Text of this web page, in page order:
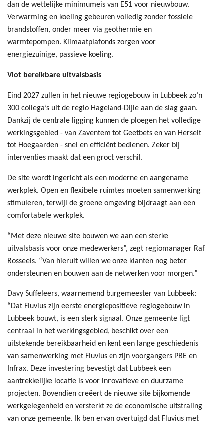
dan de wettelijke minimumeis van E51 voor nieuwbouw.
Verwarming en koeling gebeuren volledig zonder fossiele
brandstoffen, onder meer via geothermie en
warmtepompen. Klimaatplafonds zorgen voor
energiezuinige, passieve koeling.
Vlot bereikbare uitvalsbasis
Eind 2027 zullen in het nieuwe regiogebouw in Lubbeek zo’n
300 collega’s uit de regio Hageland-Dijle aan de slag gaan.
Dankzij de centrale ligging kunnen de ploegen het volledige
werkingsgebied - van Zaventem tot Geetbets en van Herselt
tot Hoegaarden - snel en efficiënt bedienen. Zeker bij
interventies maakt dat een groot verschil.
De site wordt ingericht als een moderne en aangename
werkplek. Open en flexibele ruimtes moeten samenwerking
stimuleren, terwijl de groene omgeving bijdraagt aan een
comfortabele werkplek.
“Met deze nieuwe site bouwen we aan een sterke
uitvalsbasis voor onze medewerkers”, zegt regiomanager Raf
Rosseels. “Van hieruit willen we onze klanten nog beter
ondersteunen en bouwen aan de netwerken voor morgen.”
Davy Suffeleers, waarnemend burgemeester van Lubbeek:
“Dat Fluvius zijn eerste energiepositieve regiogebouw in
Lubbeek bouwt, is een sterk signaal. Onze gemeente ligt
centraal in het werkingsgebied, beschikt over een
uitstekende bereikbaarheid en kent een lange geschiedenis
van samenwerking met Fluvius en zijn voorgangers PBE en
Infrax. Deze investering bevestigt dat Lubbeek een
aantrekkelijke locatie is voor innovatieve en duurzame
projecten. Bovendien creëert de nieuwe site bijkomende
werkgelegenheid en versterkt ze de economische uitstraling
van onze gemeente. Ik ben ervan overtuigd dat Fluvius met